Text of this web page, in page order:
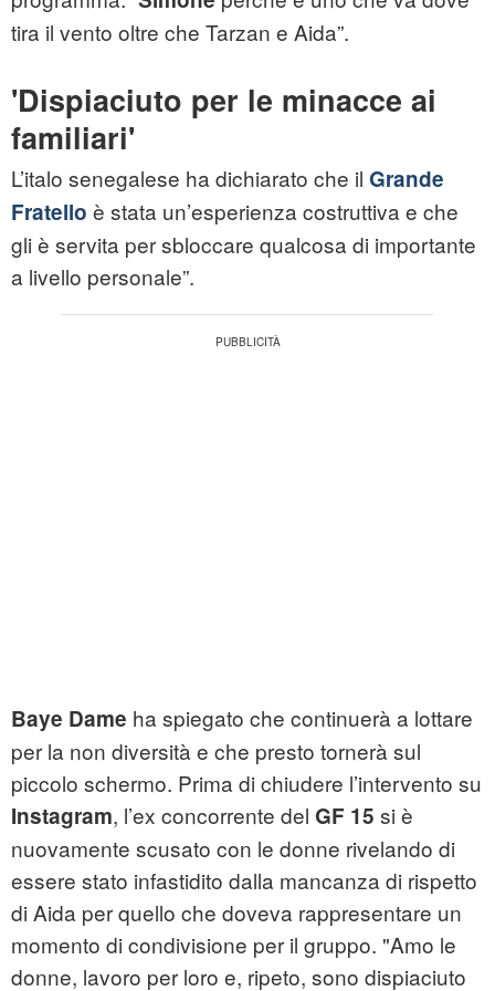
tira il vento oltre che Tarzan e Aida”.
'Dispiaciuto per le minacce ai
familiari'
L’italo senegalese ha dichiarato che il Grande
Fratello è stata un’esperienza costruttiva e che
gli è servita per sbloccare qualcosa di importante
a livello personale”.
Baye Dame ha spiegato che continuerà a lottare
per la non diversità e che presto tornerà sul
piccolo schermo. Prima di chiudere l’intervento su
Instagram, l’ex concorrente del GF 15 si è
nuovamente scusato con le donne rivelando di
essere stato infastidito dalla mancanza di rispetto
di Aida per quello che doveva rappresentare un
momento di condivisione per il gruppo. "Amo le
donne, lavoro per loro e, ripeto, sono dispiaciuto